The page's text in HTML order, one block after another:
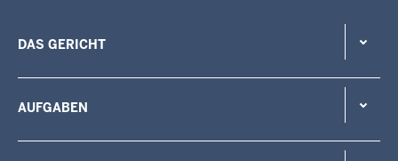
DAS GERICHT
AUFGABEN